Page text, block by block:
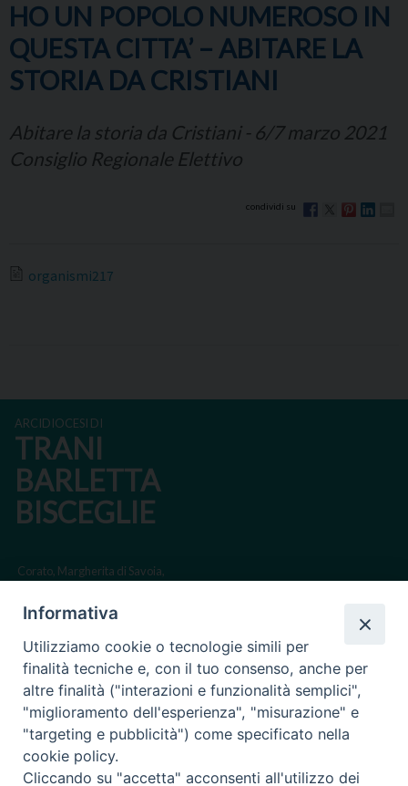
HO UN POPOLO NUMEROSO IN
QUESTA CITTA’ – ABITARE LA
STORIA DA CRISTIANI
Abitare la storia da Cristiani - 6/7 marzo 2021
Consiglio Regionale Elettivo
organismi217
ARCIDIOCESI DI
TRANI
BARLETTA
BISCEGLIE
Corato, Margherita di Savoia,
Regione ecclesiastica Puglia
Via Beltrani, 9
76125 Trani BT
Centralino Tel. 0883 494211
Informativa
Utilizziamo cookie o tecnologie simili per
finalità tecniche e, con il tuo consenso, anche per
altre finalità ("interazioni e funzionalità semplici",
"miglioramento dell'esperienza", "misurazione" e
"targeting e pubblicità") come specificato nella
cookie policy.
Cliccando su "accetta" acconsenti all'utilizzo dei